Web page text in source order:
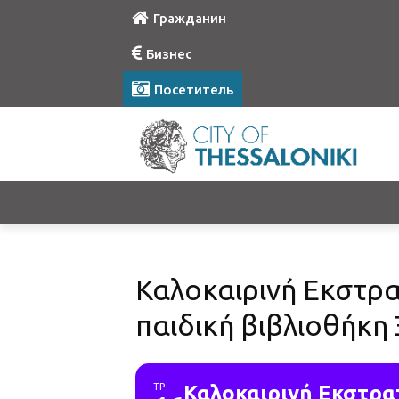
Гражданин
Бизнес
Посетитель
Καλοκαιρινή
παιδική
ΤΡ Καλοκαιρινή